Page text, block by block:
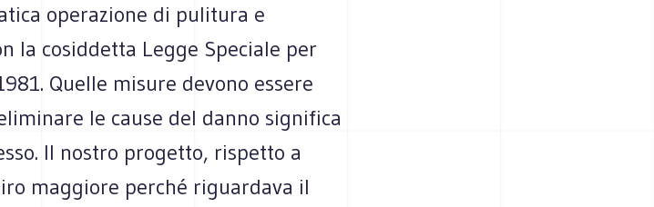
operazione di pulitura e
la cosiddetta Legge Speciale per
Quelle misure devono essere
le cause del danno significa
Il nostro progetto, rispetto a
maggiore perché riguardava il